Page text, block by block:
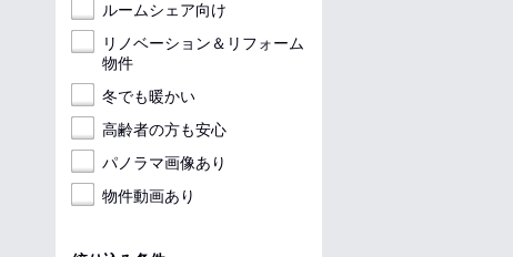
ルームシェア向け
リノベーション＆リフォーム
物件
冬でも暖かい
高齢者の方も安心
パノラマ画像あり
物件動画あり